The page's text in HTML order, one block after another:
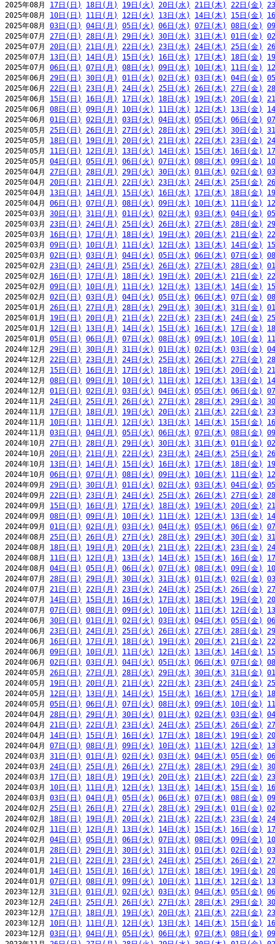
2025年08月 17日(日) 18日(月) 19日(火) 20日(水) 21日(木) 22日(金)
2025年08月 10日(日) 11日(月) 12日(火) 13日(水) 14日(木) 15日(金)
2025年08月 03日(日) 04日(月) 05日(火) 06日(水) 07日(木) 08日(金)
2025年07月 27日(日) 28日(月) 29日(火) 30日(水) 31日(木) 01日(金)
2025年07月 20日(日) 21日(月) 22日(火) 23日(水) 24日(木) 25日(金)
2025年07月 13日(日) 14日(月) 15日(火) 16日(水) 17日(木) 18日(金)
2025年07月 06日(日) 07日(月) 08日(火) 09日(水) 10日(木) 11日(金)
2025年06月 29日(日) 30日(月) 01日(火) 02日(水) 03日(木) 04日(金)
2025年06月 22日(日) 23日(月) 24日(火) 25日(水) 26日(木) 27日(金)
2025年06月 15日(日) 16日(月) 17日(火) 18日(水) 19日(木) 20日(金)
2025年06月 08日(日) 09日(月) 10日(火) 11日(水) 12日(木) 13日(金)
2025年06月 01日(日) 02日(月) 03日(火) 04日(水) 05日(木) 06日(金)
2025年05月 25日(日) 26日(月) 27日(火) 28日(水) 29日(木) 30日(金)
2025年05月 18日(日) 19日(月) 20日(火) 21日(水) 22日(木) 23日(金)
2025年05月 11日(日) 12日(月) 13日(火) 14日(水) 15日(木) 16日(金)
2025年05月 04日(日) 05日(月) 06日(火) 07日(水) 08日(木) 09日(金)
2025年04月 27日(日) 28日(月) 29日(火) 30日(水) 01日(木) 02日(金)
2025年04月 20日(日) 21日(月) 22日(火) 23日(水) 24日(木) 25日(金)
2025年04月 13日(日) 14日(月) 15日(火) 16日(水) 17日(木) 18日(金)
2025年04月 06日(日) 07日(月) 08日(火) 09日(水) 10日(木) 11日(金)
2025年03月 30日(日) 31日(月) 01日(火) 02日(水) 03日(木) 04日(金)
2025年03月 23日(日) 24日(月) 25日(火) 26日(水) 27日(木) 28日(金)
2025年03月 16日(日) 17日(月) 18日(火) 19日(水) 20日(木) 21日(金)
2025年03月 09日(日) 10日(月) 11日(火) 12日(水) 13日(木) 14日(金)
2025年03月 02日(日) 03日(月) 04日(火) 05日(水) 06日(木) 07日(金)
2025年02月 23日(日) 24日(月) 25日(火) 26日(水) 27日(木) 28日(金)
2025年02月 16日(日) 17日(月) 18日(火) 19日(水) 20日(木) 21日(金)
2025年02月 09日(日) 10日(月) 11日(火) 12日(水) 13日(木) 14日(金)
2025年02月 02日(日) 03日(月) 04日(火) 05日(水) 06日(木) 07日(金)
2025年01月 26日(日) 27日(月) 28日(火) 29日(水) 30日(木) 31日(金)
2025年01月 19日(日) 20日(月) 21日(火) 22日(水) 23日(木) 24日(金)
2025年01月 12日(日) 13日(月) 14日(火) 15日(水) 16日(木) 17日(金)
2025年01月 05日(日) 06日(月) 07日(火) 08日(水) 09日(木) 10日(金)
2024年12月 29日(日) 30日(月) 31日(火) 01日(水) 02日(木) 03日(金)
2024年12月 22日(日) 23日(月) 24日(火) 25日(水) 26日(木) 27日(金)
2024年12月 15日(日) 16日(月) 17日(火) 18日(水) 19日(木) 20日(金)
2024年12月 08日(日) 09日(月) 10日(火) 11日(水) 12日(木) 13日(金)
2024年12月 01日(日) 02日(月) 03日(火) 04日(水) 05日(木) 06日(金)
2024年11月 24日(日) 25日(月) 26日(火) 27日(水) 28日(木) 29日(金)
2024年11月 17日(日) 18日(月) 19日(火) 20日(水) 21日(木) 22日(金)
2024年11月 10日(日) 11日(月) 12日(火) 13日(水) 14日(木) 15日(金)
2024年11月 03日(日) 04日(月) 05日(火) 06日(水) 07日(木) 08日(金)
2024年10月 27日(日) 28日(月) 29日(火) 30日(水) 31日(木) 01日(金)
2024年10月 20日(日) 21日(月) 22日(火) 23日(水) 24日(木) 25日(金)
2024年10月 13日(日) 14日(月) 15日(火) 16日(水) 17日(木) 18日(金)
2024年10月 06日(日) 07日(月) 08日(火) 09日(水) 10日(木) 11日(金)
2024年09月 29日(日) 30日(月) 01日(火) 02日(水) 03日(木) 04日(金)
2024年09月 22日(日) 23日(月) 24日(火) 25日(水) 26日(木) 27日(金)
2024年09月 15日(日) 16日(月) 17日(火) 18日(水) 19日(木) 20日(金)
2024年09月 08日(日) 09日(月) 10日(火) 11日(水) 12日(木) 13日(金)
2024年09月 01日(日) 02日(月) 03日(火) 04日(水) 05日(木) 06日(金)
2024年08月 25日(日) 26日(月) 27日(火) 28日(水) 29日(木) 30日(金)
2024年08月 18日(日) 19日(月) 20日(火) 21日(水) 22日(木) 23日(金)
2024年08月 11日(日) 12日(月) 13日(火) 14日(水) 15日(木) 16日(金)
2024年08月 04日(日) 05日(月) 06日(火) 07日(水) 08日(木) 09日(金)
2024年07月 28日(日) 29日(月) 30日(火) 31日(水) 01日(木) 02日(金)
2024年07月 21日(日) 22日(月) 23日(火) 24日(水) 25日(木) 26日(金)
2024年07月 14日(日) 15日(月) 16日(火) 17日(水) 18日(木) 19日(金)
2024年07月 07日(日) 08日(月) 09日(火) 10日(水) 11日(木) 12日(金)
2024年06月 30日(日) 01日(月) 02日(火) 03日(水) 04日(木) 05日(金)
2024年06月 23日(日) 24日(月) 25日(火) 26日(水) 27日(木) 28日(金)
2024年06月 16日(日) 17日(月) 18日(火) 19日(水) 20日(木) 21日(金)
2024年06月 09日(日) 10日(月) 11日(火) 12日(水) 13日(木) 14日(金)
2024年06月 02日(日) 03日(月) 04日(火) 05日(水) 06日(木) 07日(金)
2024年05月 26日(日) 27日(月) 28日(火) 29日(水) 30日(木) 31日(金)
2024年05月 19日(日) 20日(月) 21日(火) 22日(水) 23日(木) 24日(金)
2024年05月 12日(日) 13日(月) 14日(火) 15日(水) 16日(木) 17日(金)
2024年05月 05日(日) 06日(月) 07日(火) 08日(水) 09日(木) 10日(金)
2024年04月 28日(日) 29日(月) 30日(火) 01日(水) 02日(木) 03日(金)
2024年04月 21日(日) 22日(月) 23日(火) 24日(水) 25日(木) 26日(金)
2024年04月 14日(日) 15日(月) 16日(火) 17日(水) 18日(木) 19日(金)
2024年04月 07日(日) 08日(月) 09日(火) 10日(水) 11日(木) 12日(金)
2024年03月 31日(日) 01日(月) 02日(火) 03日(水) 04日(木) 05日(金)
2024年03月 24日(日) 25日(月) 26日(火) 27日(水) 28日(木) 29日(金)
2024年03月 17日(日) 18日(月) 19日(火) 20日(水) 21日(木) 22日(金)
2024年03月 10日(日) 11日(月) 12日(火) 13日(水) 14日(木) 15日(金)
2024年03月 03日(日) 04日(月) 05日(火) 06日(水) 07日(木) 08日(金)
2024年02月 25日(日) 26日(月) 27日(火) 28日(水) 29日(木) 01日(金)
2024年02月 18日(日) 19日(月) 20日(火) 21日(水) 22日(木) 23日(金)
2024年02月 11日(日) 12日(月) 13日(火) 14日(水) 15日(木) 16日(金)
2024年02月 04日(日) 05日(月) 06日(火) 07日(水) 08日(木) 09日(金)
2024年01月 28日(日) 29日(月) 30日(火) 31日(水) 01日(木) 02日(金)
2024年01月 21日(日) 22日(月) 23日(火) 24日(水) 25日(木) 26日(金)
2024年01月 14日(日) 15日(月) 16日(火) 17日(水) 18日(木) 19日(金)
2024年01月 07日(日) 08日(月) 09日(火) 10日(水) 11日(木) 12日(金)
2023年12月 31日(日) 01日(月) 02日(火) 03日(水) 04日(木) 05日(金)
2023年12月 24日(日) 25日(月) 26日(火) 27日(水) 28日(木) 29日(金)
2023年12月 17日(日) 18日(月) 19日(火) 20日(水) 21日(木) 22日(金)
2023年12月 10日(日) 11日(月) 12日(火) 13日(水) 14日(木) 15日(金)
2023年12月 03日(日) 04日(月) 05日(火) 06日(水) 07日(木) 08日(金)